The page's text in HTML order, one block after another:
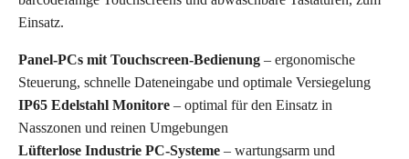
Einsatz.
Panel-PCs mit Touchscreen-Bedienung – ergonomische
Steuerung, schnelle Dateneingabe und optimale Versiegelung
IP65 Edelstahl Monitore – optimal für den Einsatz in
Nasszonen und reinen Umgebungen
Lüfterlose Industrie PC-Systeme – wartungsarm und